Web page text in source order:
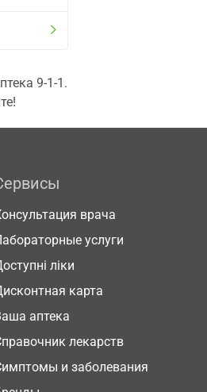
9-1-1.
врача
услуги
ліки
карта
аптека
лекарств
и заболевания